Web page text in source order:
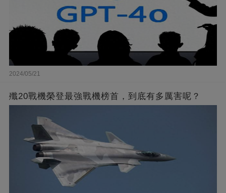
2024/05/21
殲20戰機榮登最強戰機榜首，到底有多厲害呢？